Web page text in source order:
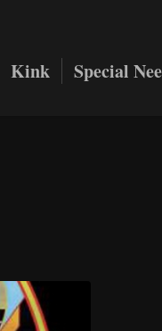
Kink Special